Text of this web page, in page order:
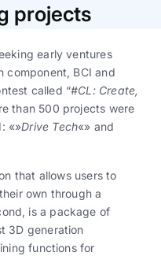
projects
early ventures
component, BCI and
called “#CL: Create,
than 500 projects were
«»Drive Tech«» and
that allows users to
own through a
is a package of
3D generation
functions for